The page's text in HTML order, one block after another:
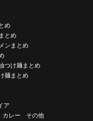
め
とめ
ンまとめ
つけ麺まとめ
麺まとめ
ア
カレー その他